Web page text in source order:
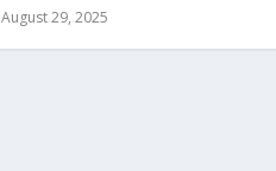
August 29, 2025